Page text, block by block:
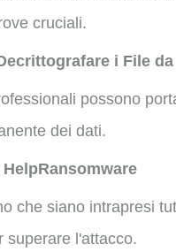
cruciali.
i File
possono
dei dati.
che siano intrapresi
superare l'attacco.